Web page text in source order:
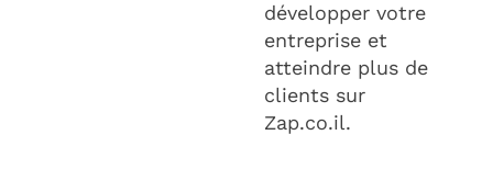
développer votre
entreprise et
atteindre plus de
clients sur
Zap.co.il.